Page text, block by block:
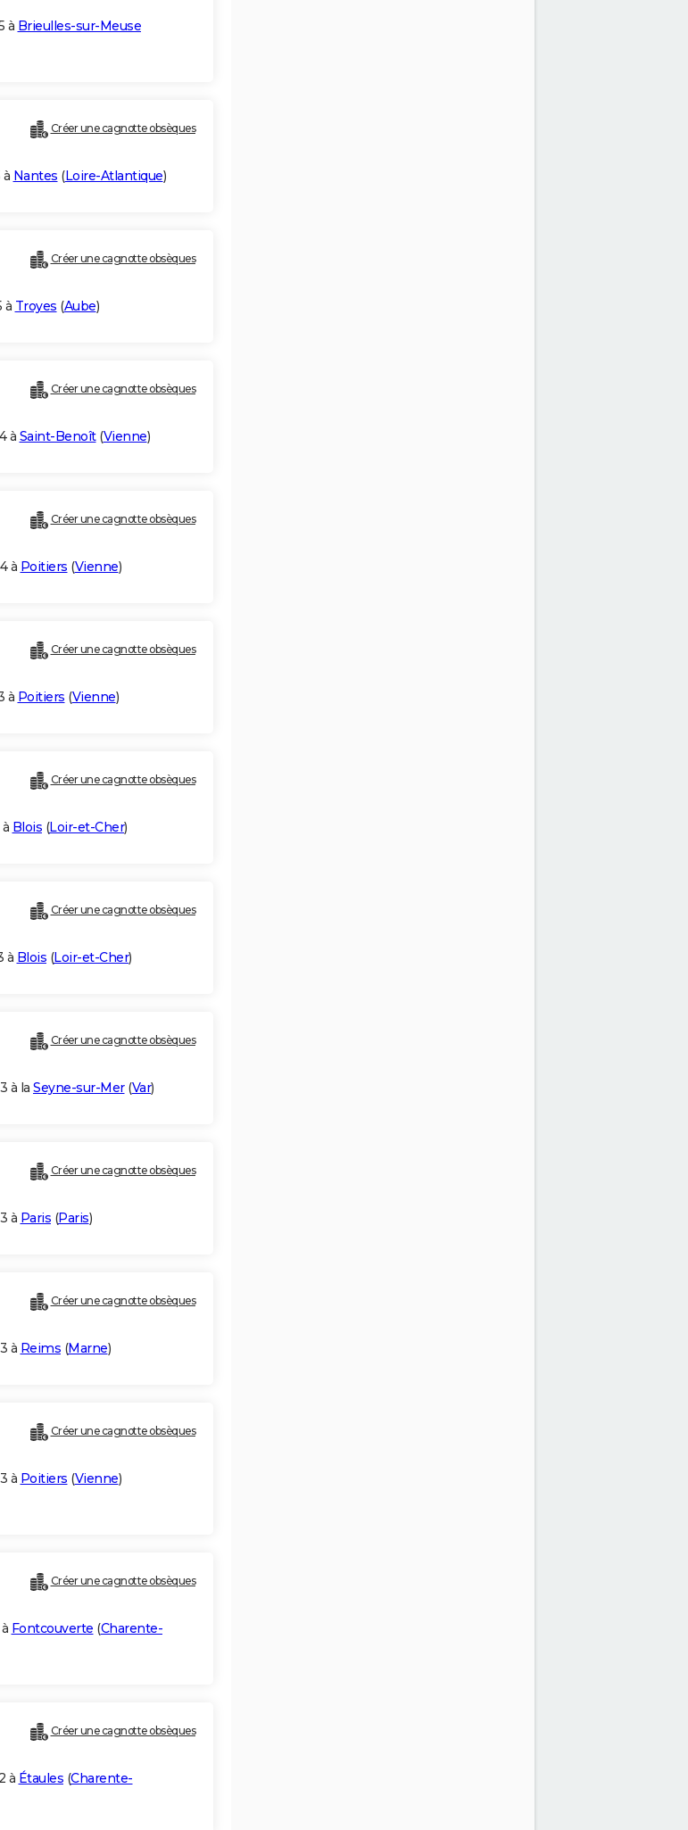
à Brieulles-sur-Meuse
Créer une cagnotte obsèques
à Nantes (Loire-Atlantique)
Créer une cagnotte obsèques
à Troyes (Aube)
Créer une cagnotte obsèques
à Saint-Benoît(Vienne)
Créer une cagnotte obsèques
à Poitiers (Vienne)
Créer une cagnotte obsèques
à Poitiers (Vienne)
Créer une cagnotte obsèques
Blois (Loir-et-Cher)
Créer une cagnotte obsèques
à Blois (Loir-et-Cher)
Créer une cagnotte obsèques
à la Seyne-sur-Mer(Var)
Créer une cagnotte obsèques
à Paris (Paris)
Créer une cagnotte obsèques
à Reims (Marne)
Créer une cagnotte obsèques
à Poitiers (Vienne)
Créer une cagnotte obsèques
Fontcouverte (Charente-
Créer une cagnotte obsèques
à Étaules (Charente-